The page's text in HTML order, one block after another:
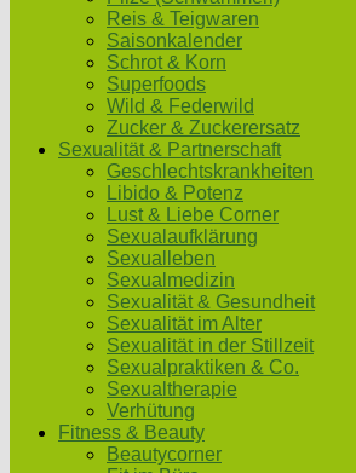
Reis & Teigwaren
Saisonkalender
Schrot & Korn
Superfoods
Wild & Federwild
Zucker & Zuckerersatz
Sexualität & Partnerschaft
Geschlechtskrankheiten
Libido & Potenz
Lust & Liebe Corner
Sexualaufklärung
Sexualleben
Sexualmedizin
Sexualität & Gesundheit
Sexualität im Alter
Sexualität in der Stillzeit
Sexualpraktiken & Co.
Sexualtherapie
Verhütung
Fitness & Beauty
Beautycorner